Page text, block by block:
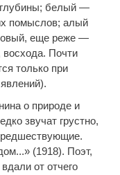
глубины; белый —
помыслов; алый
еще реже —
Почти
только при
о природе и
звучат грустно,
(1918). Поэт,
от отчего